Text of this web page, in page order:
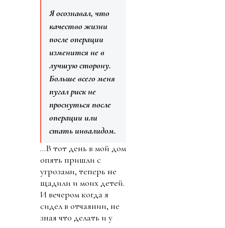
Я осознавал, что
качество жизни
после операции
изменится не в
лучшую сторону.
Больше всего меня
пугал риск не
проснуться после
операции или
стать инвалидом.
…В тот день в мой дом
опять пришли с
угрозами, теперь не
щадили и моих детей.
И вечером когда я
сидел в отчаянии, не
зная что делать и у